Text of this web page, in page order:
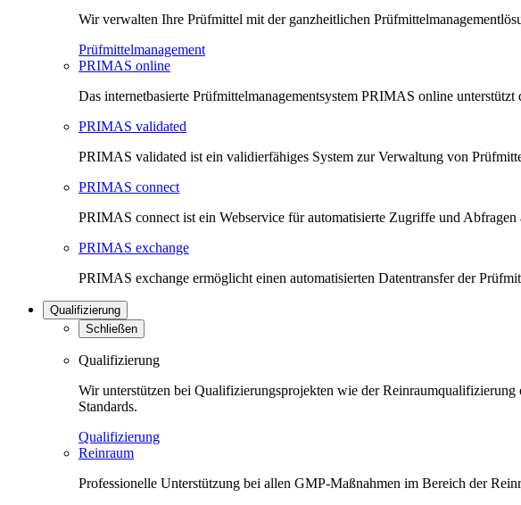
Wir verwalten Ihre Prüfmittel mit der ganzheitlichen
Prüfmittelmanagement
PRIMAS online
Das internetbasierte Prüfmittelmanagementsystem PRIMAS online
PRIMAS validated
PRIMAS validated ist ein validierfähiges System zur Verwaltung von
PRIMAS connect
PRIMAS connect ist ein Webservice für automatisierte Zugriffe und
PRIMAS exchange
PRIMAS exchange ermöglicht einen automatisierten Datentransfer der
Qualifizierung
Schließen
Qualifizierung
Wir unterstützen bei Qualifizierungsprojekten wie der
Standards.
Qualifizierung
Reinraum
Professionelle Unterstützung bei allen GMP-Maßnahmen im Bereich der